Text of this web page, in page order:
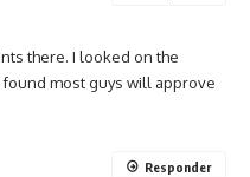
there. I looked on the
most guys will approve
Responder